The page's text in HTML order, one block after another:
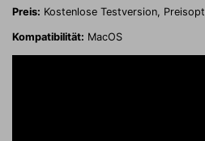
Preis: Kostenlose Testversion,
Kompatibilität: MacOS